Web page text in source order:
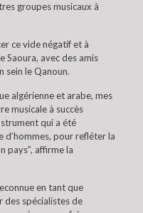
groupes musicaux à
ce vide négatif et à
Saoura, avec des amis
sein le Qanoun.
algérienne et arabe, mes
musicale à succès
qui a été
d’hommes, pour refléter la
pays”, affirme la
en tant que
des spécialistes de